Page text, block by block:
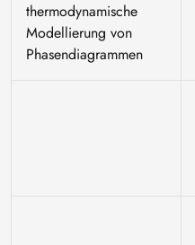
thermodynamische
Modellierung von
Phasendiagrammen